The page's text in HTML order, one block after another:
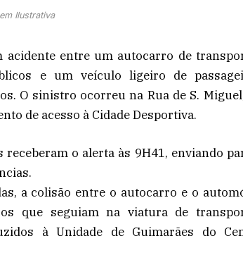
Ilustrativa
acidente entre um autocarro de
e um veículo ligeiro de
O sinistro ocorreu na Rua de S.
de acesso à Cidade Desportiva.
o alerta às 9H41, enviando
a colisão entre o autocarro e o
que seguiam na viatura de
à Unidade de Guimarães do